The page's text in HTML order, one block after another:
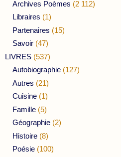
Archives Poèmes (2 112)
Libraires (1)
Partenaires (15)
Savoir (47)
LIVRES (537)
Autobiographie (127)
Autres (21)
Cuisine (1)
Famille (5)
Géographie (2)
Histoire (8)
Poésie (100)